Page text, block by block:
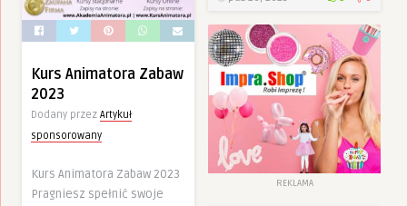
Kurs Animatora Zabaw
2023
Dodany przez Artykuł
sponsorowany
Kurs Animatora Zabaw 2023
Pragniesz spełnić swoje
REKLAMA